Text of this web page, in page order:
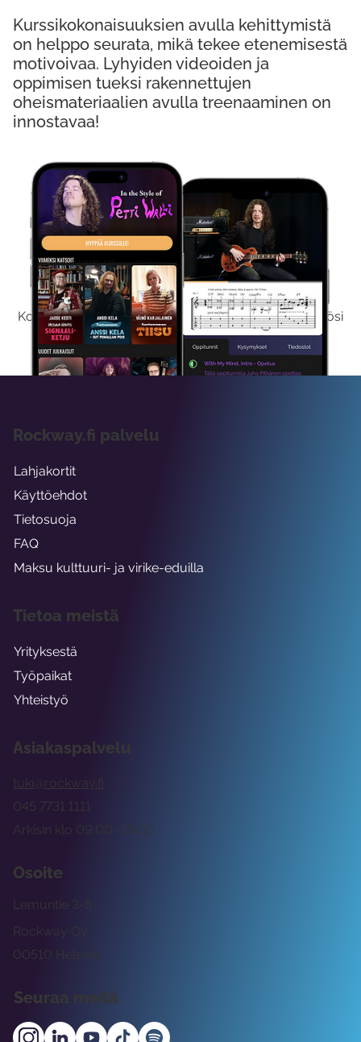
Kokeile Ilmaiseksi
Kokeilemalla ilmaiseksi saat koko sisältömme käyttöösi
viikon ajaksi.
Kurssikokonaisuuksien avulla kehittymistä
on helppo seurata, mikä tekee etenemisestä
motivoivaa. Lyhyiden videoiden ja
oppimisen tueksi rakennettujen
oheismateriaalien avulla treenaaminen on
innostavaa!
Asiakaspalvelu
tuki@rockway.fi
Arkisin klo 09:00 -15:00
045 7731 1111
Osoite
Rockway Oy
Lemuntie 3-5
00510 Helsinki
Seuraa meitä
Rockway.fi palvelu
Lahjakortit
Käyttöehdot
Tietosuoja
FAQ
Maksu kulttuuri- ja virike-eduilla
Tietoa meistä
Yrityksestä
Työpaikat
Yhteistyö